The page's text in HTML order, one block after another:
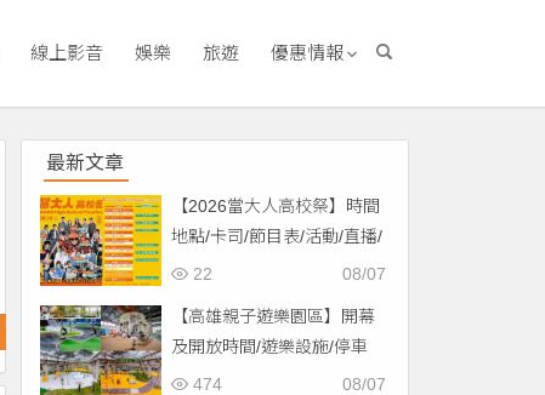
線上影音 娛樂 旅遊 優惠情報
最新文章
【2026當大人高校祭】時間
地點/卡司/節目表/活動/直播/
交通，免費入場！
08/07
22
【高雄親子遊樂園區】開幕
及開放時間/遊樂設施/停車
場/交通一次看！
08/07
474